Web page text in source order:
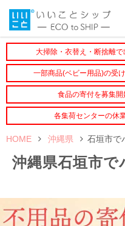
大掃除・衣替え・断捨離
一部商品(ベビー用品)の受
食品の寄付を募集開
各集荷センターの休
HOME 沖縄県 石垣市で
沖縄県石垣市